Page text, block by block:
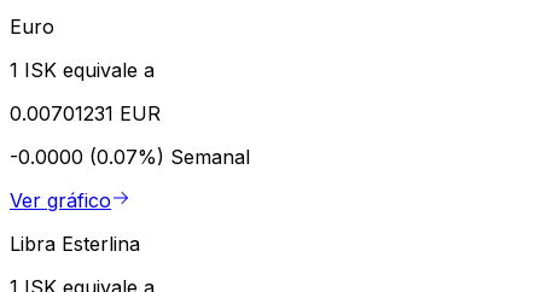
Euro
1 ISK equivale a
0.00701231 EUR
-0.0000 (0.07%) Semanal
Ver gráfico
Libra Esterlina
1 ISK equivale a